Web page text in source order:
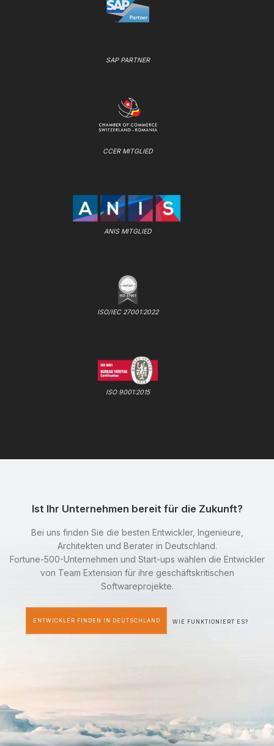
SAP PARTNER
CCER MITGLIED
ANIS MITGLIED
ISO/IEC 27001:2022
ISO 9001:2015
Ist Ihr Unternehmen bereit für die Zukunft?
Bei uns finden Sie die besten Entwickler, Ingenieure,
Architekten und Berater in Deutschland.
Fortune-500-Unternehmen und Start-ups wählen die Entwickler
von Team Extension für ihre geschäftskritischen
Softwareprojekte.
ENTWICKLER FINDEN IN DEUTSCHLAND WIE FUNKTIONIERT ES?